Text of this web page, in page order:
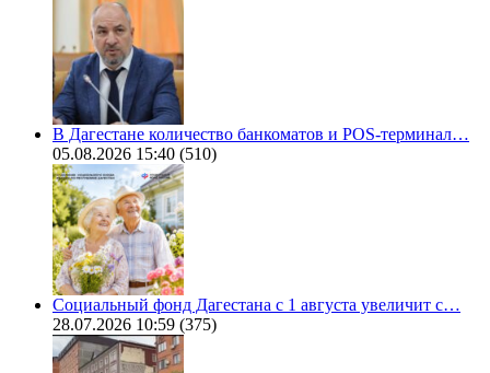
В Дагестане количество банкоматов и POS-терминал…
05.08.2026 15:40 (510)
Социальный фонд Дагестана с 1 августа увеличит с…
28.07.2026 10:59 (375)